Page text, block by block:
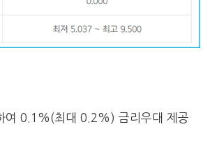
여 0.1%(최대 0.2%) 금리우대 제공